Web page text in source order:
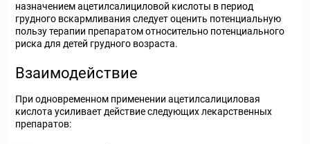
назначением ацетилсалициловой кислоты в период
грудного вскармливания следует оценить потенциальную
пользу терапии препаратом относительно потенциального
риска для детей грудного возраста.
Взаимодействие
При одновременном применении ацетилсалициловая
кислота усиливает действие следующих лекарственных
препаратов: